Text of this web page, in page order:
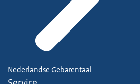
Nederlandse Gebarentaal